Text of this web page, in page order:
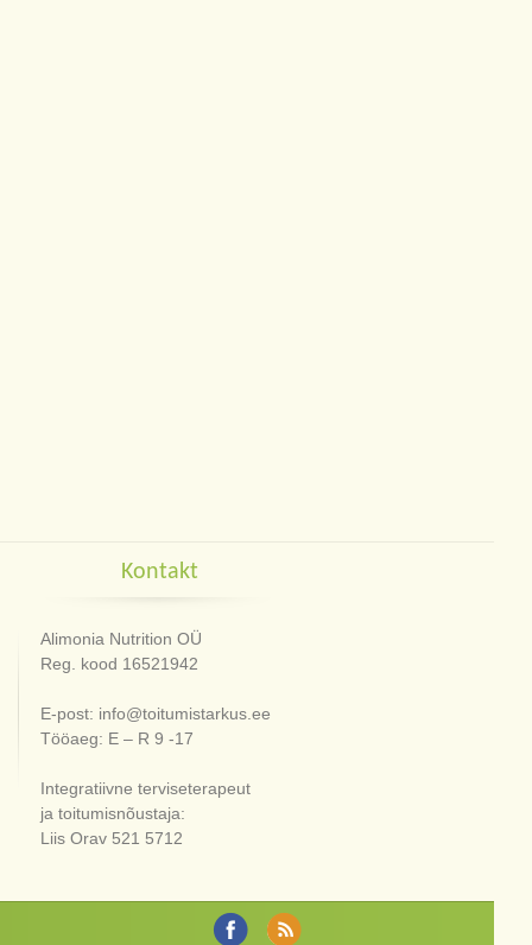
Kontakt
Alimonia Nutrition OÜ
Reg. kood 16521942
E-post: info@toitumistarkus.ee
Tööaeg: E – R 9 -17
Integratiivne terviseterapeut
ja toitumisnõustaja:
Liis Orav 521 5712